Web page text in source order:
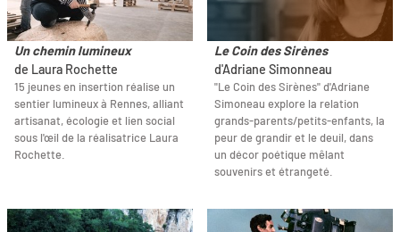
Un chemin lumineux
de Laura Rochette
15 jeunes en insertion réalise un
sentier lumineux à Rennes, alliant
artisanat, écologie et lien social
sous l'œil de la réalisatrice Laura
Rochette.
Le Coin des Sirènes
d'Adriane Simonneau
"Le Coin des Sirènes" d'Adriane
Simoneau explore la relation
grands-parents/petits-enfants, la
peur de grandir et le deuil, dans
un décor poétique mêlant
souvenirs et étrangeté.